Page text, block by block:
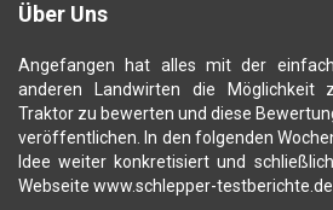
Über Uns
Angefangen hat alles mit der
anderen Landwirten die Möglichkeit
Traktor zu bewerten und diese
veröffentlichen. In den folgenden
Idee weiter konkretisiert und
Webseite www.schlepper-